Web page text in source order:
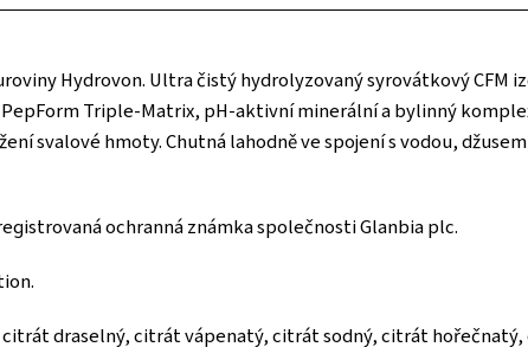
Hydrovon. Ultra čistý hydrolyzovaný syrovátkový CFM
Triple-Matrix, pH-aktivní minerální a bylinný
svalové hmoty. Chutná lahodně ve spojení s vodou,
ochranná známka společnosti Glanbia plc.
draselný, citrát vápenatý, citrát sodný, citrát